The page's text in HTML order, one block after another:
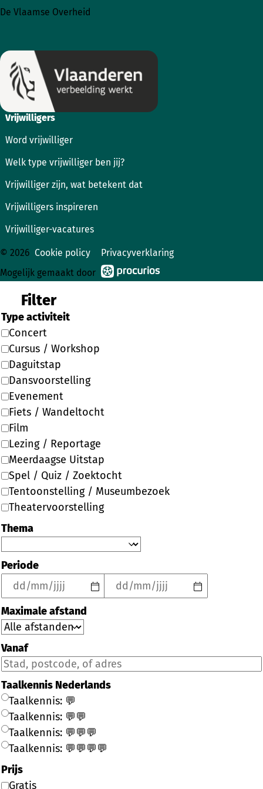
InstagramFacebook
Vrijwilligers
Word vrijwilliger
Welk type vrijwilliger ben jij?
Vrijwilliger zijn, wat betekent dat
Vrijwilligers inspireren
Vrijwilliger-vacatures
De Vlaamse Overheid
© 2026 Cookie policy
Privacyverklaring
Mogelijk gemaakt door
Filter
Type activiteit
Concert
Cursus / Workshop
Daguitstap
Dansvoorstelling
Evenement
Fiets / Wandeltocht
Film
Lezing / Reportage
Meerdaagse Uitstap
Spel / Quiz / Zoektocht
Tentoonstelling / Museumbezoek
Theatervoorstelling
Thema
Periode
Maximale afstand
Vanaf
Taalkennis Nederlands
Taalkennis: 💬
Taalkennis: 💬💬
Taalkennis: 💬💬💬
Taalkennis: 💬💬💬💬
Prijs
Gratis